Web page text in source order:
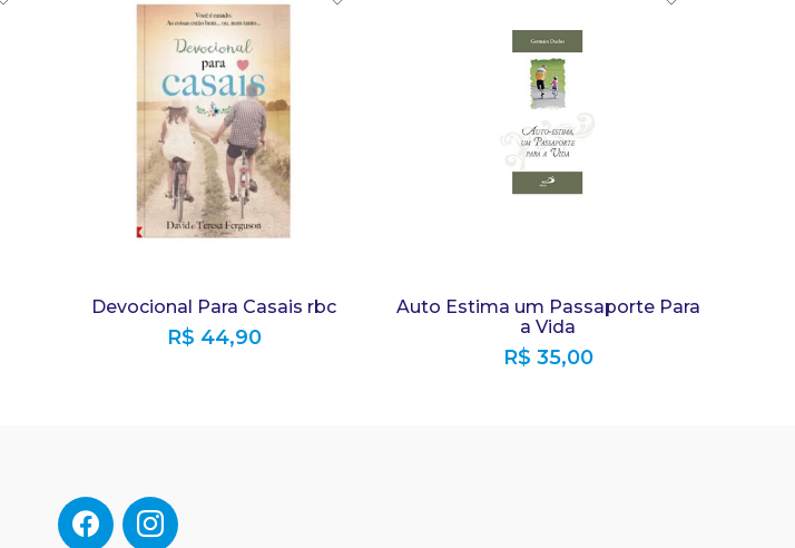
Devocional Para Casais rbc
R$ 44,90
Auto Estima um Passaporte Para
a Vida
R$ 35,00